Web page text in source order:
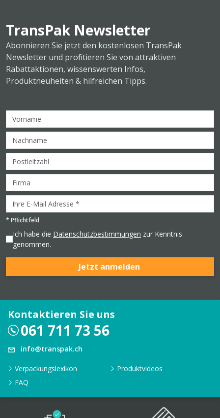
TransPak Newsletter
Abonnieren Sie jetzt den kostenlosen TransPak
Newsletter und profitieren Sie von attraktiven
Rabattaktionen, wissenswerten Infos,
Produktneuheiten & hilfreichen Tipps.
* Pflichtfeld
Ich habe die Datenschutzbestimmungen zur Kenntnis
genommen.
Jetzt anmelden
Kontaktieren Sie uns
061 711 73 56
info@transpak.ch
Verpackungslexikon
Produktvideos
FAQ